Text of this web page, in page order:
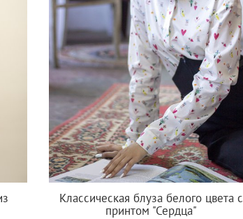
Классическая блуза белого цвета с
принтом "Сердца"